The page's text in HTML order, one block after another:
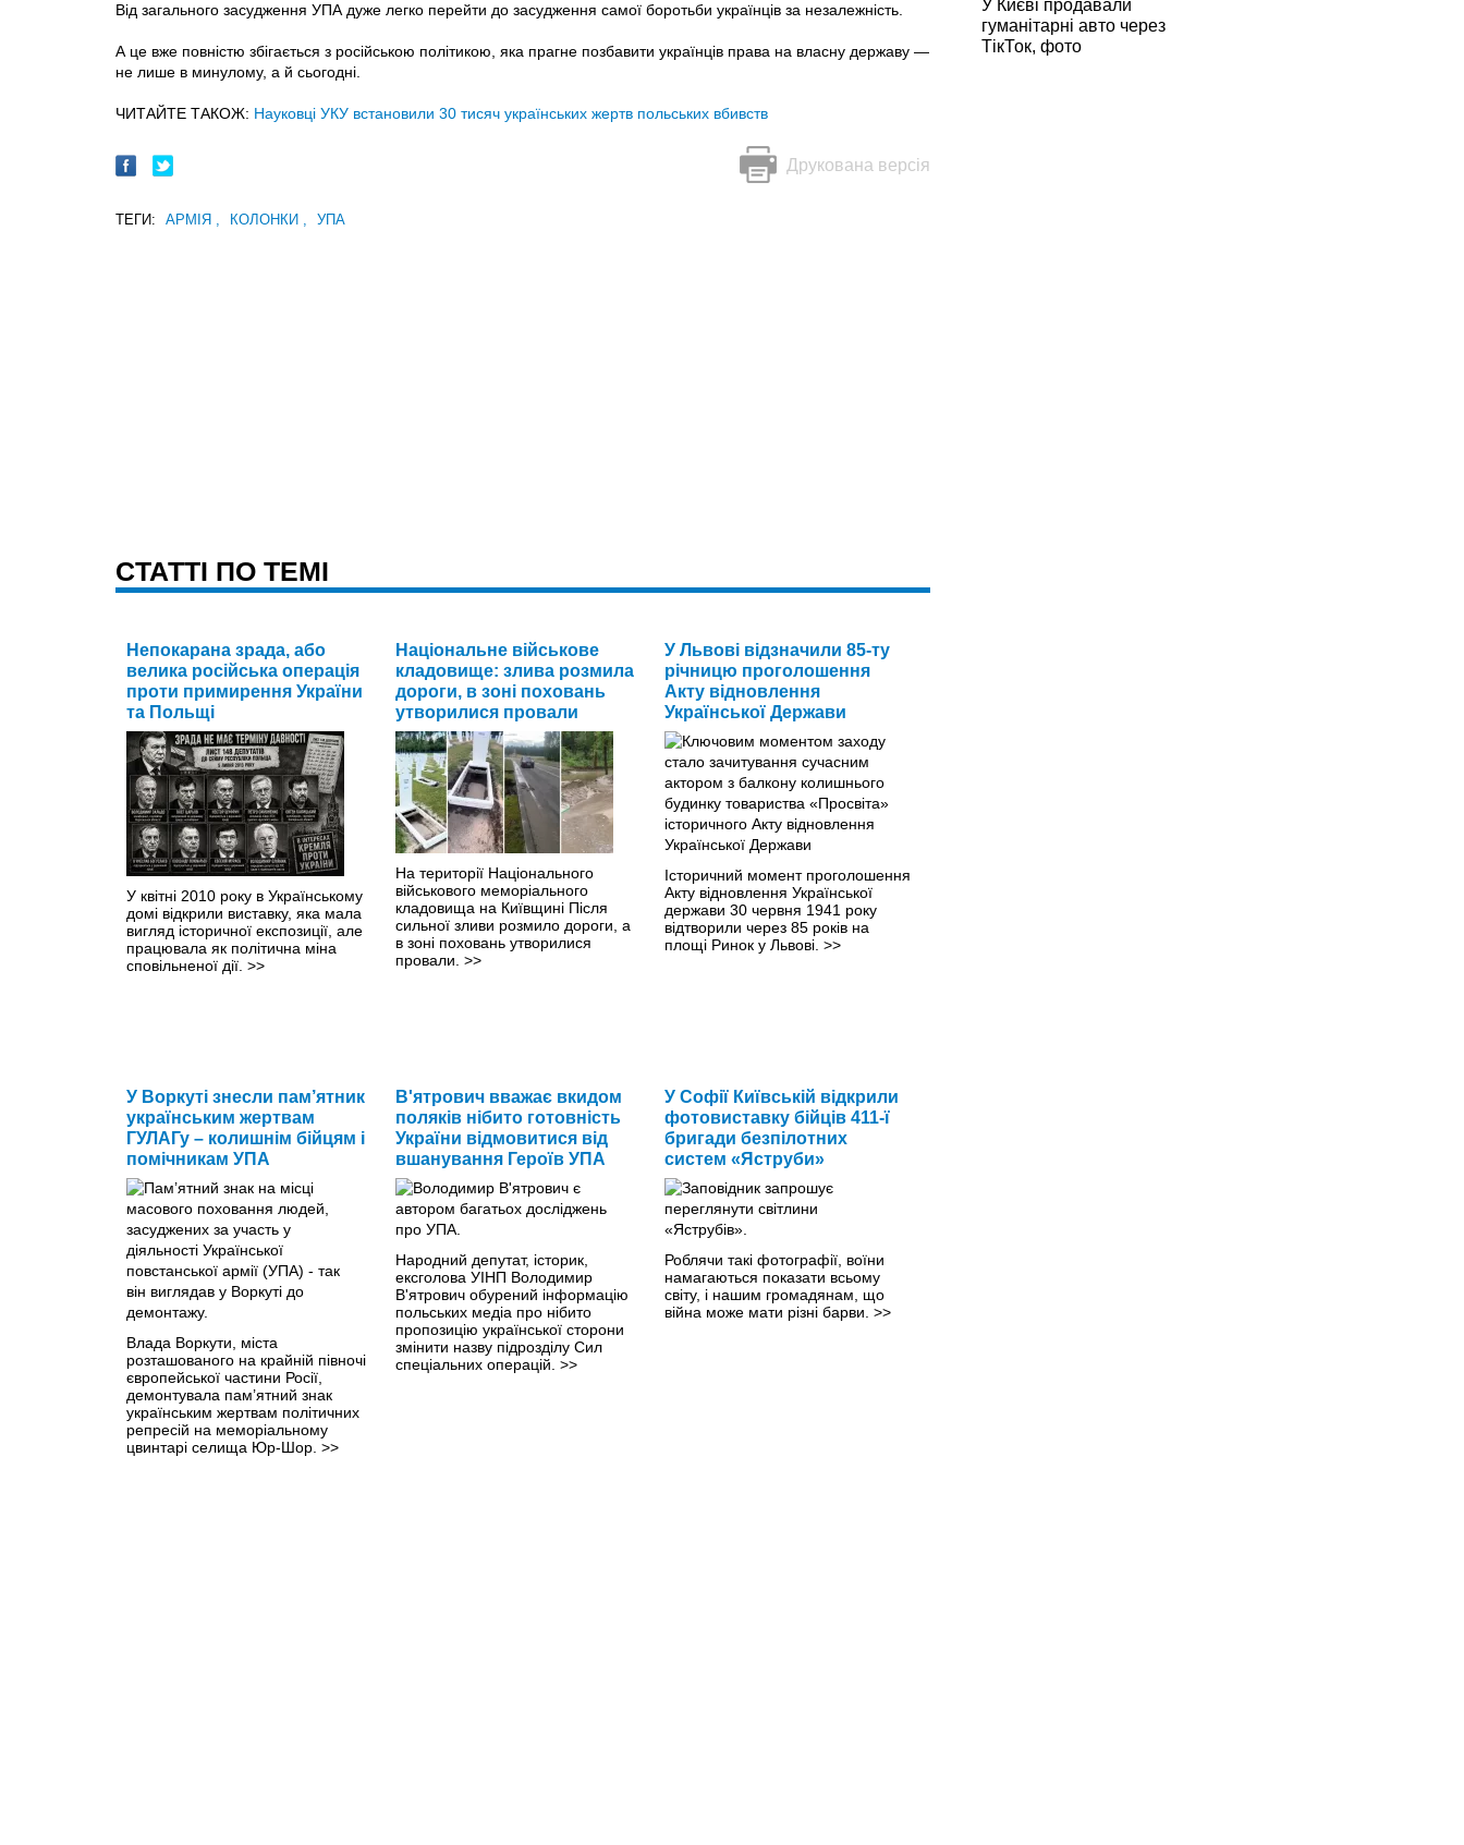
Від загального засудження УПА дуже легко перейти до засудження самої боротьби українців за незалежність.
А це вже повністю збігається з російською політикою, яка прагне позбавити українців права на власну державу —
не лише в минулому, а й сьогодні.
ЧИТАЙТЕ ТАКОЖ: Науковці УКУ встановили 30 тисяч українських жертв польських вбивств
Друкована версія
ТЕГИ: АРМІЯ КОЛОНКИ УПА
CТАТТІ ПО ТЕМІ
Непокарана зрада, або
велика російська операція
проти примирення України
та Польщі
У квітні 2010 року в Українському
домі відкрили виставку, яка мала
вигляд історичної експозиції, але
працювала як політична міна
сповільненої дії. >>
Національне військове
кладовище: злива розмила
дороги, в зоні поховань
утворилися провали
На території Національного
військового меморіального
кладовища на Київщині Після
сильної зливи розмило дороги, а
в зоні поховань утворилися
провали. >>
У Львові відзначили 85-ту
річницю проголошення
Акту відновлення
Української Держави
Історичний момент проголошення
Акту відновлення Української
держави 30 червня 1941 року
відтворили через 85 років на
площі Ринок у Львові. >>
У Воркуті знесли пам’ятник
українським жертвам
ГУЛАГу – колишнім бійцям і
помічникам УПА
Влада Воркути, міста
розташованого на крайній півночі
європейської частини Росії,
демонтувала пам’ятний знак
українським жертвам політичних
репресій на меморіальному
цвинтарі селища Юр-Шор. >>
В'ятрович вважає вкидом
поляків нібито готовність
України відмовитися від
вшанування Героїв УПА
Народний депутат, історик,
ексголова УІНП Володимир
В'ятрович обурений інформацію
польських медіа про нібито
пропозицію української сторони
змінити назву підрозділу Сил
спеціальних операцій. >>
У Софії Київській відкрили
фотовиставку бійців 411-ї
бригади безпілотних
систем «Яструби»
Роблячи такі фотографії, воїни
намагаються показати всьому
світу, і нашим громадянам, що
війна може мати різні барви. >>
У Києві продавали
гуманітарні авто через
ТікТок, фото